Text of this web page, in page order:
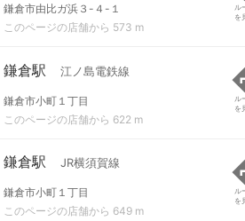
鎌倉市由比ガ浜３-４-１
このページの店舗から 573 m
ル
を
鎌倉駅 江ノ島電鉄線
鎌倉市小町１丁目
このページの店舗から 622 m
ル
を
鎌倉駅 JR横須賀線
鎌倉市小町１丁目
このページの店舗から 649 m
ル
を